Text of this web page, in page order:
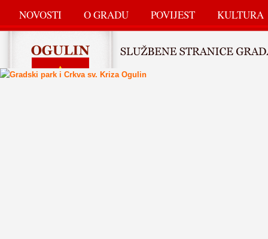
NOVOSTI O GRADU POVIJEST KULTURA